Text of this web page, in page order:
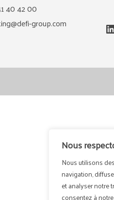
Nous
Nous utilisons
navigation,
et analyser notre
consentez à
40 42 00
group.com